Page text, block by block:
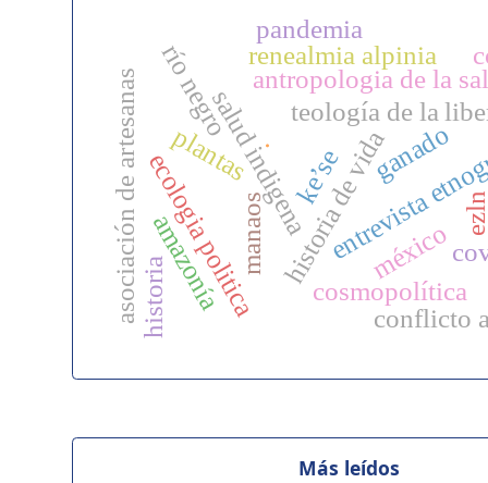
entrevista
historia de vida
teología de la
méxico
salud indigena
antropologia de la
manaos
ecologia politica
plantas
río negro renealmia alpinia
cosmopolítica
asociación de artesanas
pandemia
ganado
amazonía
historia conflicto
. ke’se
Más leídos